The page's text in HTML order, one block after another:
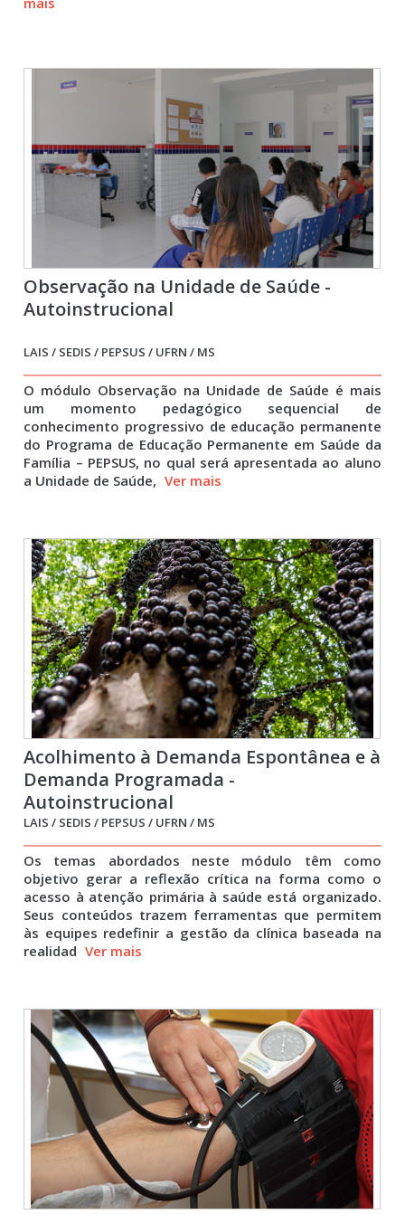
Observação na Unidade de Saúde -
Autoinstrucional
LAIS / SEDIS / PEPSUS / UFRN / MS
O módulo Observação na Unidade de Saúde é mais
um momento pedagógico sequencial de
conhecimento progressivo de educação permanente
do Programa de Educação Permanente em Saúde da
Família – PEPSUS, no qual será apresentada ao aluno
a Unidade de Saúde, Ver mais
Acolhimento à Demanda Espontânea e à
Demanda Programada -
Autoinstrucional
LAIS / SEDIS / PEPSUS / UFRN / MS
Os temas abordados neste módulo têm como
objetivo gerar a reflexão crítica na forma como o
acesso à atenção primária à saúde está organizado.
Seus conteúdos trazem ferramentas que permitem
às equipes redefinir a gestão da clínica baseada na
realidad Ver mais